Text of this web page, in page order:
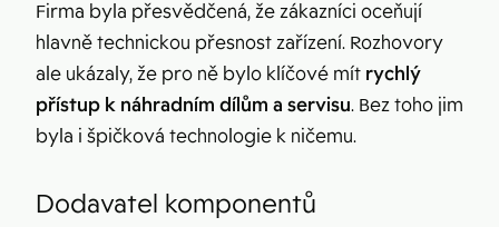
Firma byla přesvědčená, že zákazníci oceňují
hlavně technickou přesnost zařízení. Rozhovory
ale ukázaly, že pro ně bylo klíčové mít rychlý
přístup k náhradním dílům a servisu. Bez toho jim
byla i špičková technologie k ničemu.
Dodavatel komponentů